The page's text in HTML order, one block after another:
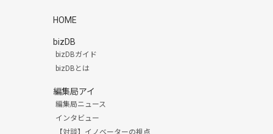
HOME
bizDB
bizDBガイド
bizDBとは
編集局アイ
編集局ニュース
インタビュー
【対談】イノベーターの視点